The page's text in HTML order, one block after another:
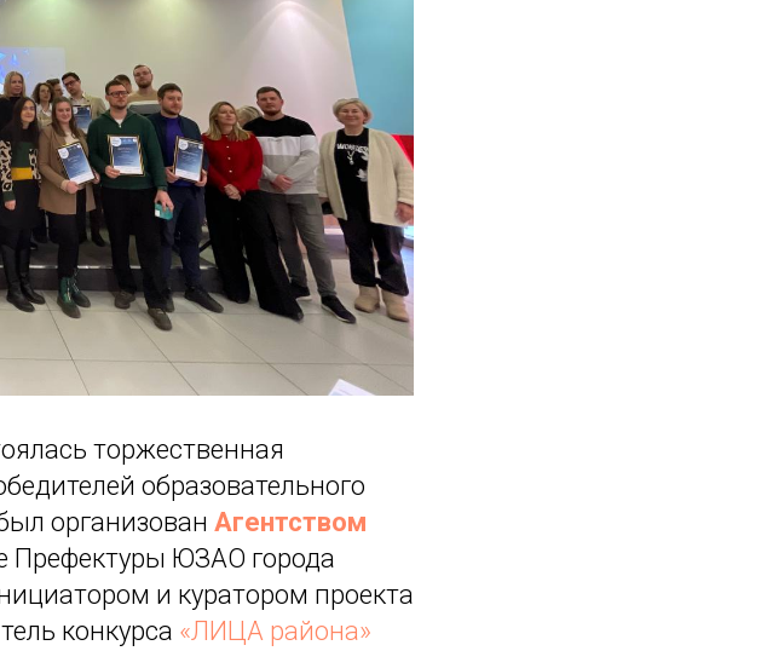
торжественная
образовательного
организован Агентством
Префектуры ЮЗАО города
и куратором проекта
конкурса «ЛИЦА района»